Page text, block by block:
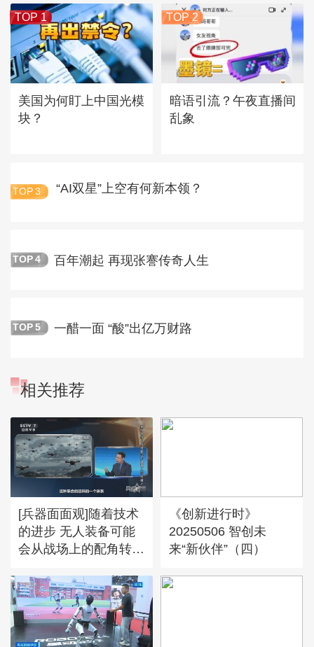
TOP 1
美国为何盯上中国光模
块？
TOP 2
暗语引流？午夜直播间
乱象
TOP 3 “AI双星”上空有何新本领？
TOP 4 百年潮起 再现张謇传奇人生
TOP 5 一醋一面 “酸”出亿万财路
相关推荐
[兵器面面观]随着技术
的进步 无人装备可能
会从战场上的配角转变
《创新进行时》
20250506 智创未
来“新伙伴”（四）